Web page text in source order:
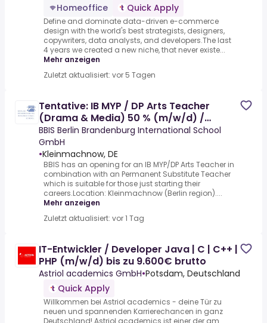
Homeoffice
Quick Apply
Define and dominate data-driven e-commerce
design with the world's best strategists, designers,
copywriters, data analysts, and developers.The last
4 years we created a new niche, that never existe...
Mehr anzeigen
Zuletzt aktualisiert: vor 5 Tagen
Tentative: IB MYP / DP Arts Teacher
(Drama & Media) 50 % (m/w/d) /
Permanent Substitute Teacher 50
BBIS Berlin Brandenburg International School
GmbH
•Kleinmachnow, DE
BBIS has an opening for an IB MYP/DP Arts Teacher in
combination with an Permanent Substitute Teacher
which is suitable for those just starting their
careers.Location: Kleinmachnow (Berlin region)....
Mehr anzeigen
Zuletzt aktualisiert: vor 1 Tag
IT-Entwickler / Developer Java | C | C++ |
PHP (m/w/d) bis zu 9.600€ brutto
Astriol academics GmbH•Potsdam, Deutschland
Quick Apply
Willkommen bei Astriol academics - deine Tür zu
neuen und spannenden Karrierechancen in ganz